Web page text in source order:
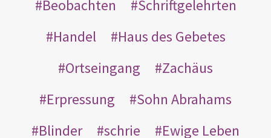
Beobachten
Schriftgelehrten
Handel
Haus des Gebetes
Ortseingang
Zachäus
Erpressung
Sohn Abrahams
Blinder
schrie
Ewige Leben